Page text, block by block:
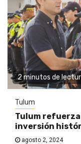
2 minutos de
Tulum
Tulum
inversión
agosto 2, 2024